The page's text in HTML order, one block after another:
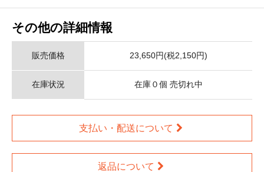
その他の詳細情報
販売価格 23,650円(税2,150円)
在庫状況 在庫０個 売切れ中
支払い・配送について
返品について